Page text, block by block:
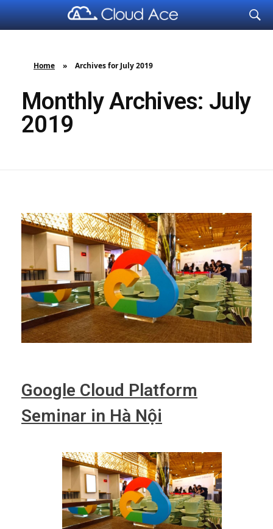
Cloud Ace
Nhà cung cấp giải pháp trên GCP cho doanh nghiệp
Home » Archives for July 2019
Monthly Archives: July
2019
Google Cloud Platform
Seminar in Hà Nội